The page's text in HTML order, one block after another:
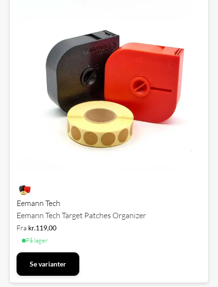
Eemann Tech
Eemann Tech Target Patches Organizer
Fra kr.119,00
På lager
Se varianter